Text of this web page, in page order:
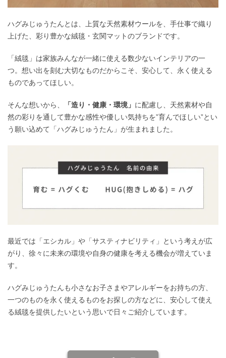
ハグみじゅうたんとは、上質な天然素材ウールを、手仕事で織り
上げた、彩り豊かな絨毯・玄関マットのブランドです。
「絨毯」は家族みんなが一緒に使える数少ないインテリアの一
つ。想い出を刻む大切なものだからこそ、安心して、永く使える
ものであってほしい。
そんな想いから、 「造り・健康・環境」 に配慮し、天然素材や自
然の彩りを通して豊かな感性や優しい気持ちを”育んでほしい”とい
う願い込めて「ハグみじゅうたん」が生まれました。
最近では「エシカル」や「サスティナビリティ」という考えが広
がり、徐々に未来の環境や自身の健康を考える機会が増えていま
す。
ハグみじゅうたんも小さなお子さまやアレルギーをお持ちの方、
一つのものを永く使えるものをお探しの方などに、安心して使え
る絨毯を提供したいという思いで日々ご紹介しています。